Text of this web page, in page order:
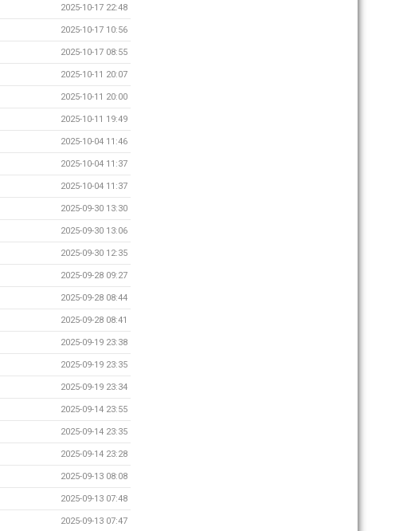
2025-10-17 22:48
2025-10-17 10:56
2025-10-17 08:55
2025-10-11 20:07
2025-10-11 20:00
2025-10-11 19:49
2025-10-04 11:46
2025-10-04 11:37
2025-10-04 11:37
2025-09-30 13:30
2025-09-30 13:06
2025-09-30 12:35
2025-09-28 09:27
2025-09-28 08:44
2025-09-28 08:41
2025-09-19 23:38
2025-09-19 23:35
2025-09-19 23:34
2025-09-14 23:55
2025-09-14 23:35
2025-09-14 23:28
2025-09-13 08:08
2025-09-13 07:48
2025-09-13 07:47